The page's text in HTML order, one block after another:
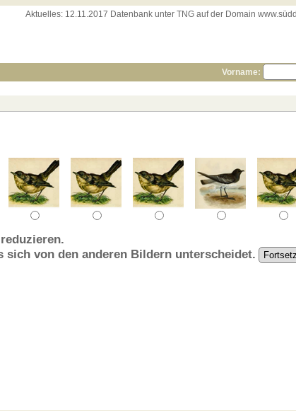
Aktuelles: 12.11.2017 Datenbank unter TNG auf der Domain
Vorname:
sich von den anderen Bildern unterscheidet.